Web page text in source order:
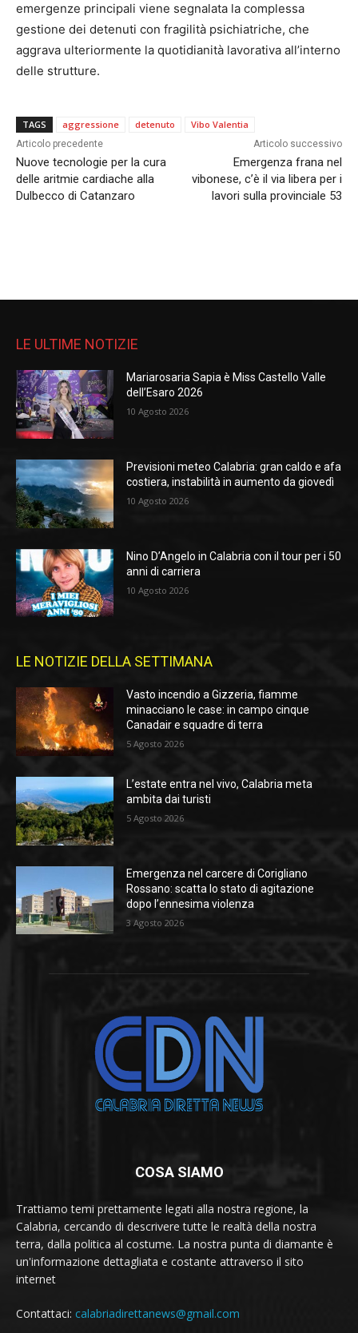
emergenze principali viene segnalata la complessa
gestione dei detenuti con fragilità psichiatriche, che
aggrava ulteriormente la quotidianità lavorativa all’interno
delle strutture.
TAGS aggressione detenuto Vibo Valentia
Articolo precedente
Nuove tecnologie per la cura
delle aritmie cardiache alla
Dulbecco di Catanzaro
Articolo successivo
Emergenza frana nel
vibonese, c’è il via libera per i
lavori sulla provinciale 53
LE ULTIME NOTIZIE
Mariarosaria Sapia è Miss Castello Valle
dell’Esaro 2026
10 Agosto 2026
Previsioni meteo Calabria: gran caldo e afa
costiera, instabilità in aumento da giovedì
10 Agosto 2026
Nino D’Angelo in Calabria con il tour per i 50
anni di carriera
10 Agosto 2026
LE NOTIZIE DELLA SETTIMANA
Vasto incendio a Gizzeria, fiamme
minacciano le case: in campo cinque
Canadair e squadre di terra
5 Agosto 2026
L’estate entra nel vivo, Calabria meta
ambita dai turisti
5 Agosto 2026
Emergenza nel carcere di Corigliano
Rossano: scatta lo stato di agitazione
dopo l’ennesima violenza
3 Agosto 2026
COSA SIAMO
Trattiamo temi prettamente legati alla nostra regione, la
Calabria, cercando di descrivere tutte le realtà della nostra
terra, dalla politica al costume. La nostra punta di diamante è
un'informazione dettagliata e costante attraverso il sito
internet
Contattaci: calabriadirettanews@gmail.com